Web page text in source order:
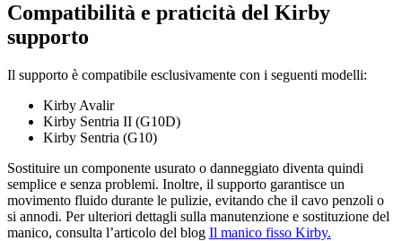
Compatibilità e praticità del Kirby
supporto
Il supporto è compatibile esclusivamente con i seguenti modelli:
Kirby Avalir
Kirby Sentria II (G10D)
Kirby Sentria (G10)
Sostituire un componente usurato o danneggiato diventa quindi
semplice e senza problemi. Inoltre, il supporto garantisce un
movimento fluido durante le pulizie, evitando che il cavo penzoli o
si annodi. Per ulteriori dettagli sulla manutenzione e sostituzione del
manico, consulta l’articolo del blog Il manico fisso Kirby.